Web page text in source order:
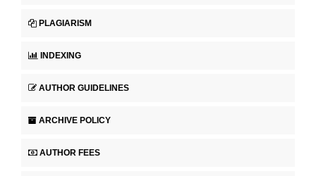
PLAGIARISM
INDEXING
AUTHOR GUIDELINES
ARCHIVE POLICY
AUTHOR FEES